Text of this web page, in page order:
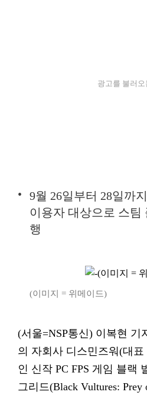
광고를 불러오
9월 26일부터 28일까
이용자 대상으로 스팀
행
(이미지 = 위메이드)
(서울=NSP통신) 이복현 기
의 자회사 디스민즈워(대
인 신작 PC FPS 게임 블랙
그리드(Black Vultures: Prey